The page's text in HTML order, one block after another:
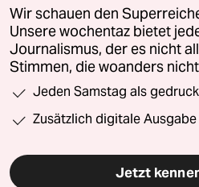
Wir schauen den
Unsere wochentaz bietet
Journalismus, der es nicht
Stimmen, die woanders
Jeden Samstag als
Zusätzlich digitale
Jetzt